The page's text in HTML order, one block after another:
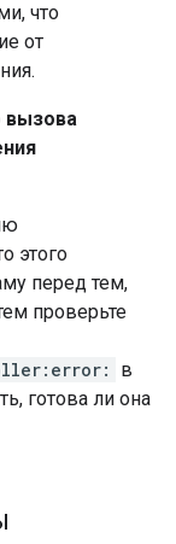
что
от
вызова
этого
перед тем,
проверьте
в
готова ли она